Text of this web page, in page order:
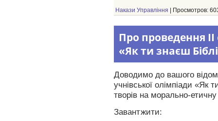
Накази Управління | Просмотров:
Про проведення
«Як ти знаєш
Доводимо до вашого
учнівської олімпіади «Як
творів на морально-
Завантжити: